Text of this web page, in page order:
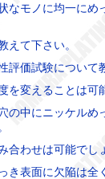
なモノに均一にめ
えて下さい。
評価試験について
を変えることは可
の中にニッケルめ
合わせは可能でし
き表面に欠陥は全